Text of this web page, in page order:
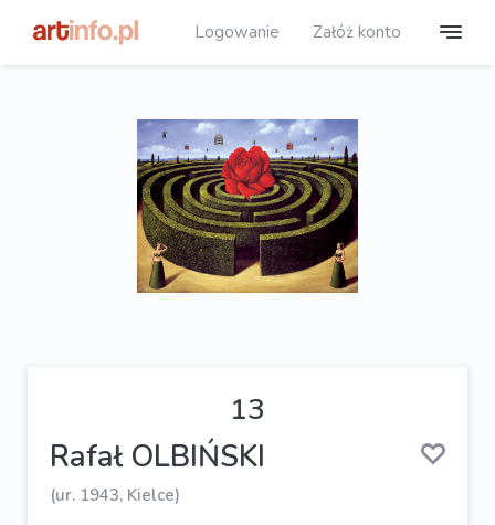
Logowanie Załóż konto
13
Rafał OLBIŃSKI
(ur. 1943, Kielce)